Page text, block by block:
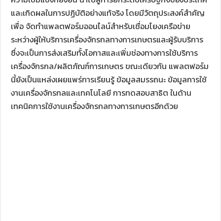
และเกิดผลในการปฏิบัติอย่างแท้จริง โดยมีวัตถุประสงค์สำคัญ
เพื่อ จัดทำแพลตฟอร์มออนไลน์สำหรับเชื่อมโยงเครือข่าย
ระหว่างผู้ให้บริการเครื่องจักรกลทางการเกษตรและผู้รับบริการ
ซึ่งจะเป็นการส่งเสริมทั้งโอกาสและเพิ่มช่องทางการใช้บริการ
เครื่องจักรกล/ผลิตภัณฑ์การเกษตร ขณะเดียวกัน แพลตฟอร์ม
นี้ยังเป็นแหล่งเผยแพร่การเรียนรู้ ข้อมูลสมรรถนะ ข้อมูลการใช้
งานเครื่องจักรกลและเทคโนโลยี การทดสอบสาธิต ในด้าน
เทคนิคการใช้งานเครื่องจักรกลทางการเกษตรอีกด้วย